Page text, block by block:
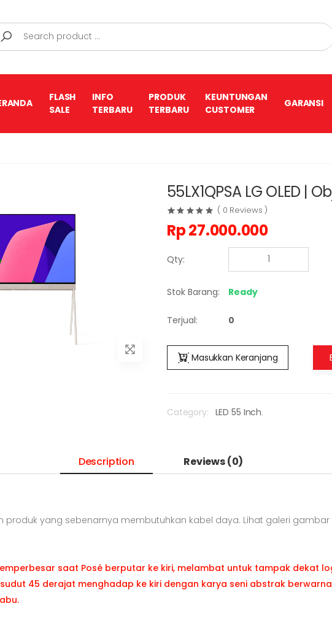
FLASH
SALE
INFO
TERBARU
PRODUK
TERBARU
KEUNTUNGAN
CUSTOMER
GARANSI
55LX1QPSA LG OLED |
( 0 Reviews )
Rp27.000.000
Qty:
Stok Barang: Ready
Terjual: 0
Masukkan Keranjang
Category: LED 55 Inch,
Description Reviews (0)
produk yang sebenarnya membutuhkan kabel daya. Lihat galeri